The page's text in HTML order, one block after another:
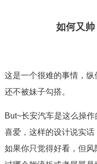
如何又帅
这是一个很难的事情，
还不被妹子勾搭。
But~长安汽车是这么操
喜爱，这样的设计说实话
如果你只觉得好看，但